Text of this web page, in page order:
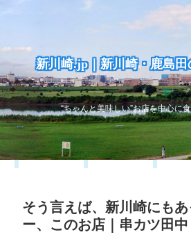
新川崎.jp｜新川崎・鹿島田
“ちゃんと美味しい”お店を中心に
そう言えば、新川崎にも
ー、このお店｜串カツ田